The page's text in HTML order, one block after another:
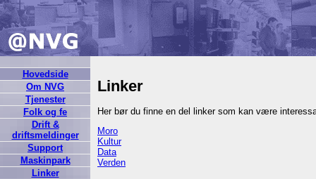
Hovedside
Om NVG
Tjenester
Folk og fe
Drift &
driftsmeldinger
Support
Maskinpark
Linker
Linker
Her bør du finne en del linker som kan være
Moro
Kultur
Data
Verden